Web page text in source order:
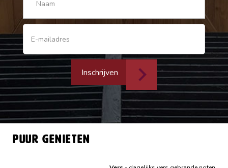
Inschrijven
Puur genieten